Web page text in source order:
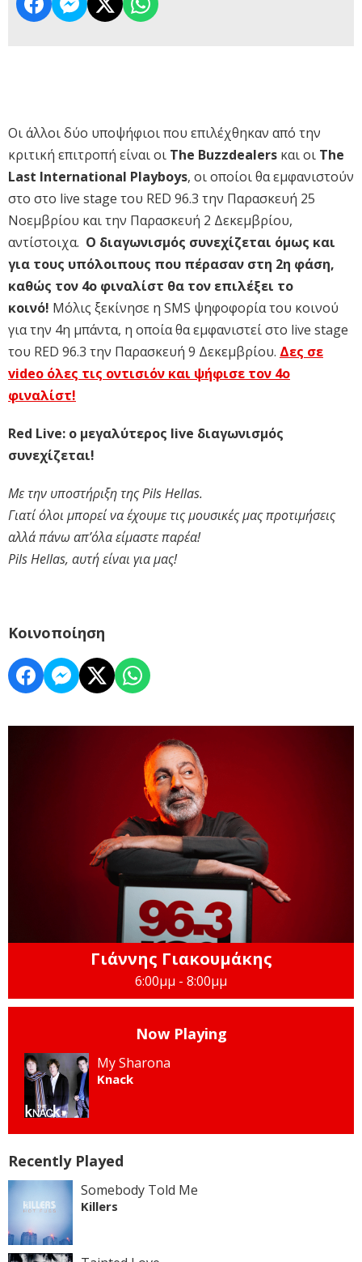
Οι άλλοι δύο υποψήφιοι που επιλέχθηκαν από την
κριτική επιτροπή είναι οι The Buzzdealers και οι The
Last International Playboys, οι οποίοι θα εμφανιστούν
στο στο live stage του RED 96.3 την Παρασκευή 25
Νοεμβρίου και την Παρασκευή 2 Δεκεμβρίου,
αντίστοιχα. Ο διαγωνισμός συνεχίζεται όμως και
για τους υπόλοιπους που πέρασαν στη 2η φάση,
καθώς τον 4ο φιναλίστ θα τον επιλέξει το
κοινό! Μόλις ξεκίνησε η SMS ψηφοφορία του κοινού
για την 4η μπάντα, η οποία θα εμφανιστεί στο live stage
του RED 96.3 την Παρασκευή 9 Δεκεμβρίου. Δες σε
video όλες τις οντισιόν και ψήφισε τον 4ο
φιναλίστ!
Red Live: ο μεγαλύτερος live διαγωνισμός
συνεχίζεται!
Με την υποστήριξη της Pils Hellas.
Γιατί όλοι μπορεί να έχουμε τις μουσικές μας προτιμήσεις
αλλά πάνω απ’όλα είμαστε παρέα!
Pils Hellas, αυτή είναι για μας!
Κοινοποίηση
Γιάννης Γιακουμάκης
6:00μμ - 8:00μμ
Now Playing
My Sharona
Knack
Recently Played
Somebody Told Me
Killers